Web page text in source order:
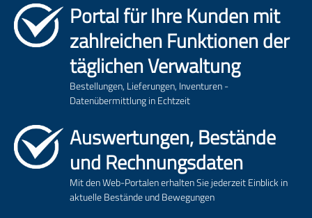
Portal für Ihre Kunden mit
zahlreichen Funktionen der
täglichen Verwaltung
Bestellungen, Lieferungen, Inventuren -
Datenübermittlung in Echtzeit
Auswertungen, Bestände
und Rechnungsdaten
Mit den Web-Portalen erhalten Sie jederzeit Einblick in
aktuelle Bestände und Bewegungen